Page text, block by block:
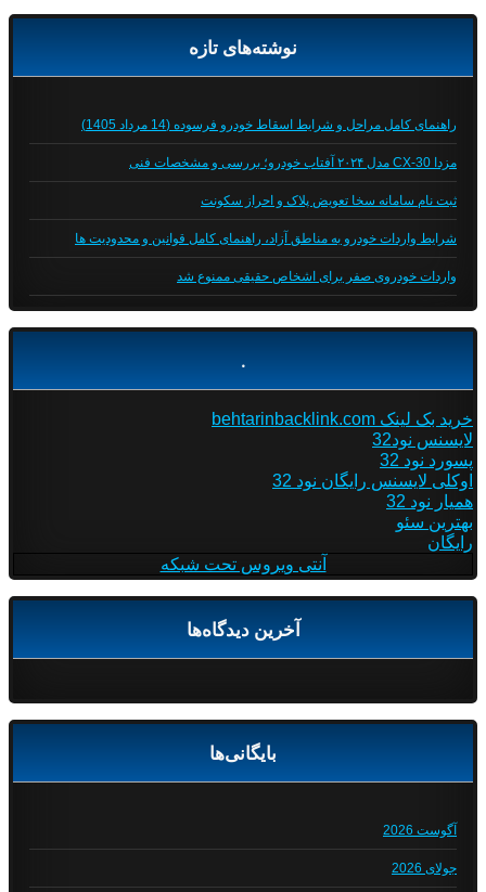
نوشته‌های تازه
راهنمای کامل مراحل و شرایط اسقاط خودرو فرسوده (14 مرداد 1405)
مزدا CX-30 مدل ۲۰۲۴ آفتاب خودرو؛ بررسی و مشخصات فنی
ثبت نام سامانه سخا تعویض پلاک و احراز سکونت
شرایط واردات خودرو به مناطق آزاد، راهنمای کامل قوانین و محدودیت ها
واردات خودروی صفر برای اشخاص حقیقی ممنوع شد
.
خرید بک لینک behtarinbacklink.com
لایسنس نود32
پسورد نود 32
اوکلی لایسنس رایگان نود 32
همیار نود 32
بهترین سئو
رایگان
آنتی ویروس تحت شبکه
آخرین دیدگاه‌ها
بایگانی‌ها
آگوست 2026
جولای 2026